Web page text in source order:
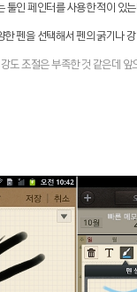
툴인 페인터를 사용한 적이 있
펜을 선택해서 펜의 굵기나
도 조절은 부족한 것 같은데 앞